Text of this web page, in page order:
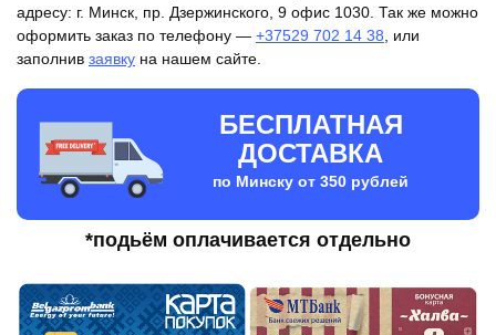
адресу: г. Минск, пр. Дзержинского, 9 офис 1030. Так же можно
оформить заказ по телефону — +37529 702 14 38, или
заполнив заявку на нашем сайте.
БЕСПЛАТНАЯ
ДОСТАВКА
по Минску от 350 рублей
*подьём оплачивается отдельно